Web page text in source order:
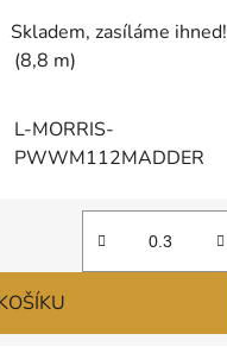
Skladem, zasíláme ihned!
(8,8 m)
L-MORRIS-
PWWM112MADDER